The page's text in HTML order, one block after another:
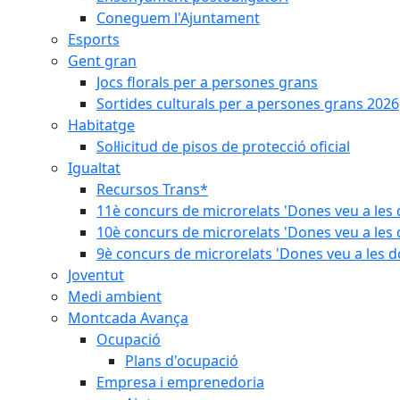
Coneguem l'Ajuntament
Esports
Gent gran
Jocs florals per a persones grans
Sortides culturals per a persones grans 2026
Habitatge
Sol·licitud de pisos de protecció oficial
Igualtat
Recursos Trans*
11è concurs de microrelats 'Dones veu a les
10è concurs de microrelats 'Dones veu a les
9è concurs de microrelats 'Dones veu a les
Joventut
Medi ambient
Montcada Avança
Ocupació
Plans d'ocupació
Empresa i emprenedoria